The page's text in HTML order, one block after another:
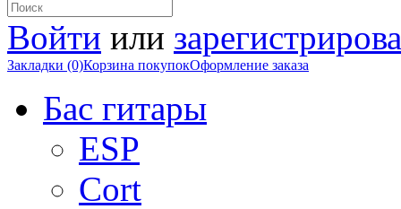
Войти или
Закладки (0)Корзина покупокОформление заказа
Бас гитары
ESP
Cort